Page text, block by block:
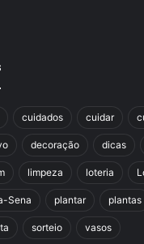
cuidados cuidar
decoração dicas
limpeza loteria
Sena plantar plantas
sorteio vasos